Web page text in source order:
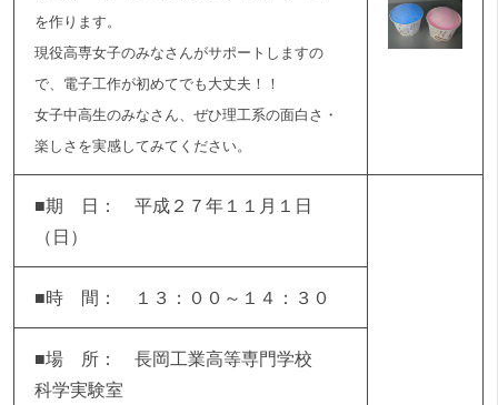
を作ります。
現役高専女子のみなさんがサポートしますの
で、電子工作が初めてでも大丈夫！！
女子中高生のみなさん、ぜひ理工系の面白さ・
楽しさを実感してみてください。
■期 日： 平成２７年１１月１日
（日）
■時 間： １３：００～１４：３０
■場 所： 長岡工業高等専門学校
科学実験室